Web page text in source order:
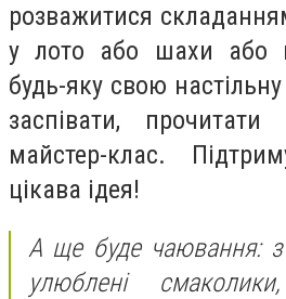
розважитися
у лото або шахи або
будь-яку свою
заспівати, прочитати
майстер-клас.
цікава ідея!
А ще буде чаювання:
улюблені